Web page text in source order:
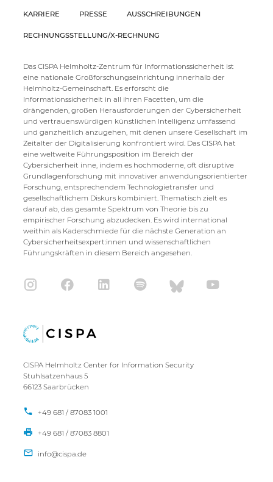
KARRIERE PRESSE AUSSCHREIBUNGEN
RECHNUNGSSTELLUNG/X-RECHNUNG
Das CISPA Helmholtz-Zentrum für Informationssicherheit ist
eine nationale Großforschungseinrichtung innerhalb der
Helmholtz-Gemeinschaft. Es erforscht die
Informationssicherheit in all ihren Facetten, um die
drängenden, großen Herausforderungen der Cybersicherheit
und vertrauenswürdigen künstlichen Intelligenz umfassend
und ganzheitlich anzugehen, mit denen unsere Gesellschaft im
Zeitalter der Digitalisierung konfrontiert wird. Das CISPA hat
eine weltweite Führungsposition im Bereich der
Cybersicherheit inne, indem es hochmoderne, oft disruptive
Grundlagenforschung mit innovativer anwendungsorientierter
Forschung, entsprechendem Technologietransfer und
gesellschaftlichem Diskurs kombiniert. Thematisch zielt es
darauf ab, das gesamte Spektrum von Theorie bis zu
empirischer Forschung abzudecken. Es wird international
weithin als Kaderschmiede für die nächste Generation an
Cybersicherheitsexpert:innen und wissenschaftlichen
Führungskräften in diesem Bereich angesehen.
CISPA Helmholtz Center for Information Security
Stuhlsatzenhaus 5
66123 Saarbrücken
+49 681 / 87083 1001
+49 681 / 87083 8801